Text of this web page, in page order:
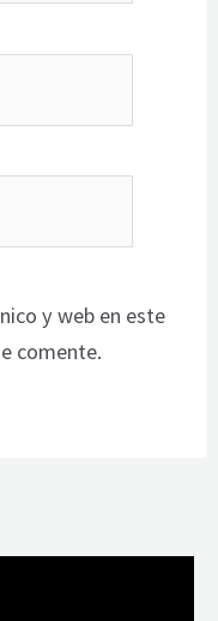
y web en este
comente.